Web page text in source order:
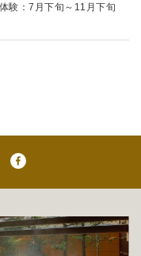
験：7月下旬～11月下旬